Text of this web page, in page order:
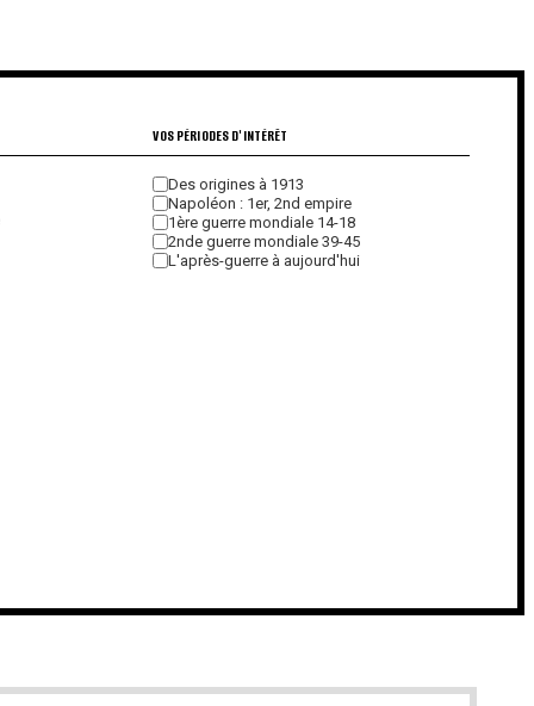
VOS PÉRIODES D'INTÉRÊT
Des origines à 1913
Napoléon : 1er, 2nd empire
1ère guerre mondiale 14-18
2nde guerre mondiale 39-45
L'après-guerre à aujourd'hui